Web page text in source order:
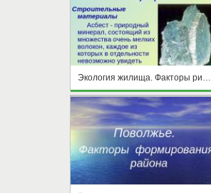
Экология жилища. Факторы риска